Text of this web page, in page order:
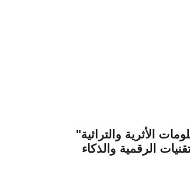
الأثرية والتراثية"
الرقمية والذكاء